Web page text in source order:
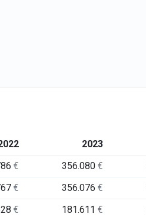
2023
€ 356.080€
€ 356.076€
€ 181.611€